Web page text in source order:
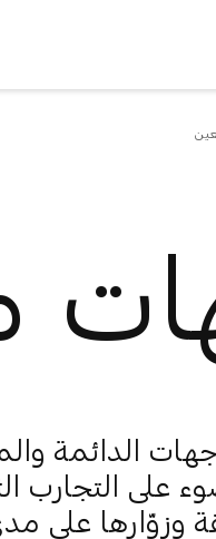
الدائمة
على التجارب
وزوّارها على